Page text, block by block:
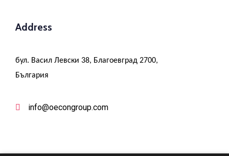
Address
бул. Васил Левски 38, Благоевград 2700,
България
info@oecongroup.com